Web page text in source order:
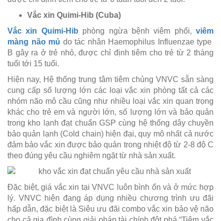
Vắc xin Quimi-Hib (Cuba)
Vắc xin Quimi-Hib phòng ngừa bệnh viêm phổi, viêm
màng não mủ do tác nhân Haemophilus Influenzae type
B gây ra ở trẻ nhỏ, được chỉ định tiêm cho trẻ từ 2 tháng
tuổi tới 15 tuổi.
Hiện nay, Hệ thống trung tâm tiêm chủng VNVC sẵn sàng
cung cấp số lượng lớn các loại vắc xin phòng tất cả các
nhóm não mô cầu cũng như nhiều loại vắc xin quan trọng
khác cho trẻ em và người lớn, số lượng lớn và bảo quản
trong kho lạnh đạt chuẩn GSP cùng hệ thống dây chuyền
bảo quản lạnh (Cold chain) hiện đại, quy mô nhất cả nước
đảm bảo vắc xin được bảo quản trong nhiệt độ từ 2-8 độ C
theo đúng yêu cầu nghiêm ngặt từ nhà sản xuất.
Đặc biệt, giá vắc xin tại VNVC luôn bình ổn và ở mức hợp
lý. VNVC hiện đang áp dụng nhiều chương trình ưu đãi
hấp dẫn, đặc biệt là Siêu ưu đãi combo vắc xin bảo vệ não